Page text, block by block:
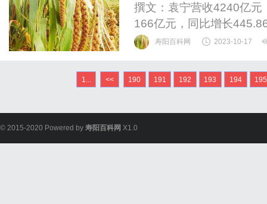
撰文：袁宁营收4240亿
166亿元，同比增长
寿阳百科网 2023-10-17
1... << 190 191 192 193 194 195
© 2015-2020 Powered by 寿阳百科网 X1.0